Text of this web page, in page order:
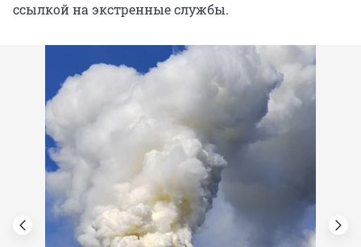
ссылкой на экстренные службы.